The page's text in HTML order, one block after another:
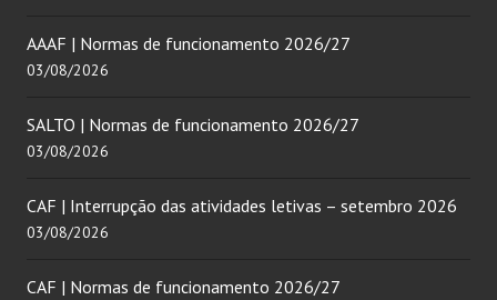
AAAF | Normas de funcionamento 2026/27
03/08/2026
SALTO | Normas de funcionamento 2026/27
03/08/2026
CAF | Interrupção das atividades letivas – setembro 2026
03/08/2026
CAF | Normas de funcionamento 2026/27